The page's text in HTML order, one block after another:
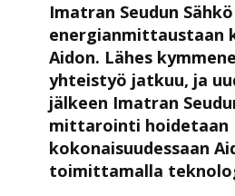
Imatran Seudun
energianmittaustaan
Aidon. Lähes
yhteistyö jatkuu, ja
jälkeen Imatran
mittarointi hoidetaan
kokonaisuudessaan
toimittamalla